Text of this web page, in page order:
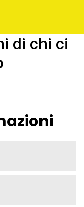
di chi ci